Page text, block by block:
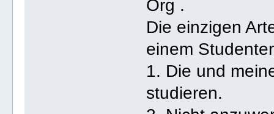
Org .
Die einzigen
einem
1. Die und
studieren.